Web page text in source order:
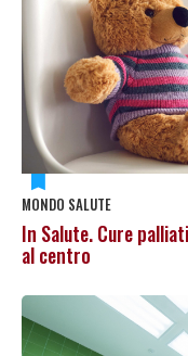
MONDO SALUTE
In Salute. Cure
al centro